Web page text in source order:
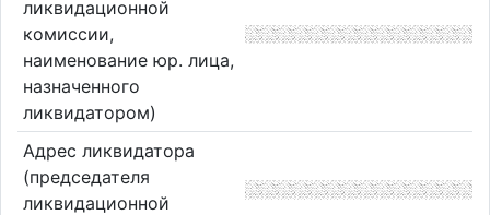
ликвидационной
комиссии,
наименование юр. лица,
назначенного
ликвидатором)
Адрес ликвидатора
(председателя
ликвидационной